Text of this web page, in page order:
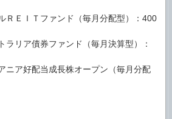
ＲＥＩＴファンド（毎月分配型）：400
リア債券ファンド（毎月決算型）：
ニア好配当成長株オープン（毎月分配